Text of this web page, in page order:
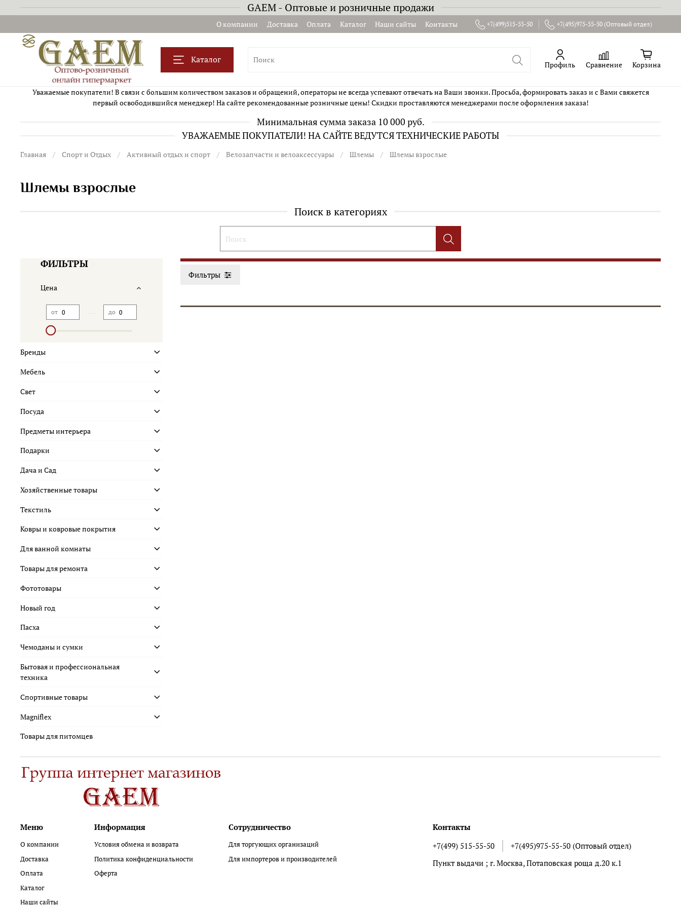
GAEM - Оптовые и розничные продажи
О компании Доставка Оплата Каталог Наши сайты Контакты +7(499)515-55-50 +7(495)975-55-50 (Оптовый отдел)
Каталог Профиль Сравнение Корзина
Уважаемые покупатели! В связи с большим количеством заказов и обращений, операторы не всегда успевают отвечать на Ваши звонки. Просьба, формировать заказ и с Вами свяжется
первый освободившийся менеджер! На сайте рекомендованные розничные цены! Скидки проставляются менеджерами после оформления заказа!
Минимальная сумма заказа 10 000 руб.
УВАЖАЕМЫЕ ПОКУПАТЕЛИ! НА САЙТЕ ВЕДУТСЯ ТЕХНИЧЕСКИЕ РАБОТЫ
Главная Спорт и Отдых Активный отдых и спорт Велозапчасти и велоаксессуары Шлемы Шлемы взрослые
Шлемы взрослые
Поиск в категориях
Фильтры
ФИЛЬТРЫ
Цена
от до
Бренды
Мебель
Свет
Посуда
Предметы интерьера
Подарки
Дача и Сад
Хозяйственные товары
Текстиль
Ковры и ковровые покрытия
Для ванной комнаты
Товары для ремонта
Фототовары
Новый год
Пасха
Чемоданы и сумки
Бытовая и профессиональная
техника
Спортивные товары
Magniflex
Товары для питомцев
Меню
О компании
Доставка
Оплата
Каталог
Наши сайты
Информация
Условия обмена и возврата
Политика конфиденциальности
Оферта
Сотрудничество
Для торгующих организаций
Для импортеров и производителей
Контакты
+7(499) 515-55-50
+7(495)975-55-50 (Оптовый отдел)
Пункт выдачи ; г. Москва, Потаповская роща д.20 к.1